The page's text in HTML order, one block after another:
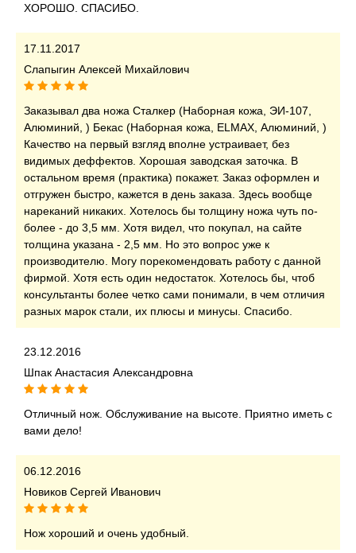
ХОРОШО. СПАСИБО.
17.11.2017
Слапыгин Алексей Михайлович
Заказывал два ножа Сталкер (Наборная кожа, ЭИ-107,
Алюминий, ) Бекас (Наборная кожа, ELMAX, Алюминий, )
Качество на первый взгляд вполне устраивает, без
видимых деффектов. Хорошая заводская заточка. В
остальном время (практика) покажет. Заказ оформлен и
отгружен быстро, кажется в день заказа. Здесь вообще
нареканий никаких. Хотелось бы толщину ножа чуть по-
более - до 3,5 мм. Хотя видел, что покупал, на сайте
толщина указана - 2,5 мм. Но это вопрос уже к
производителю. Могу порекомендовать работу с данной
фирмой. Хотя есть один недостаток. Хотелось бы, чтоб
консультанты более четко сами понимали, в чем отличия
разных марок стали, их плюсы и минусы. Спасибо.
23.12.2016
Шпак Анастасия Александровна
Отличный нож. Обслуживание на высоте. Приятно иметь с
вами дело!
06.12.2016
Новиков Сергей Иванович
Нож хороший и очень удобный.